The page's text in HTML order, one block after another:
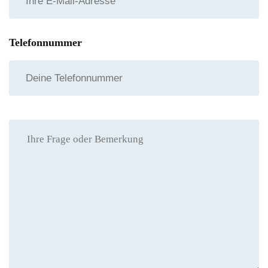
Telefonnummer